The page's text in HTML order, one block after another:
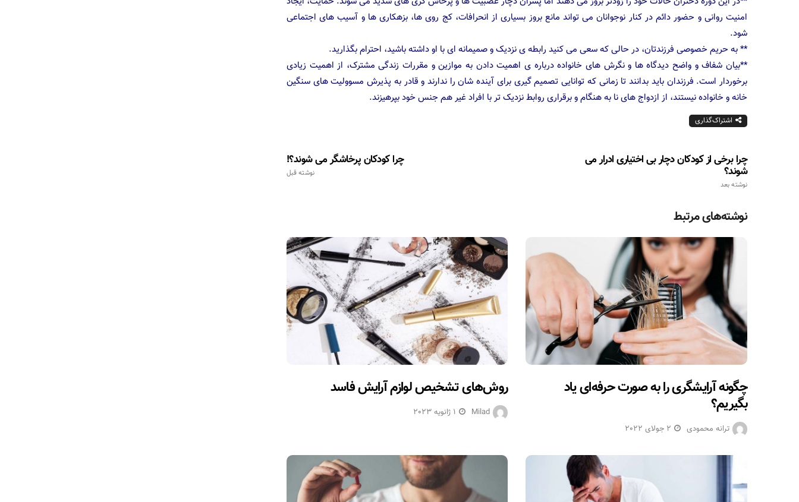
امنیت روانی و حضور دائم در کنار نوجوانان می تواند مانع بروز بسیاری از انحرافات، کج روی ها، بزهکاری ها و آسیب های اجتماعی
شود.
** به حریم خصوصی فرزندتان، در حالی که سعی می کنید رابطه ی نزدیک و صمیمانه ای با او داشته باشید، احترام بگذارید.
**بیان شفاف و واضح دیدگاه ها و نگرش های خانواده درباره ی اهمیت دادن به موازین و مقررات زندگی مشترک، از اهمیت زیادی
برخوردار است. فرزندان باید بدانند تا زمانی که توانایی تصمیم گیری برای آینده شان را ندارند و قادر به پذیرش مسوولیت های سنگین
خانه و خانواده نیستند، از ازدواج های نا به هنگام و برقراری روابط نزدیک تر با افراد غیر هم جنس خود بپرهیزند.
اشتراک‌گذاری
چرا کودکان پرخاشگر می شوند؟!
نوشته قبل
چرا برخی از کودکان دچار بی اختیاری ادرار می
شوند؟
نوشته بعد
نوشته‌های مرتبط
روش‌های تشخیص لوازم آرایش فاسد
Milad 1 ژانویه 2023
چگونه آرایشگری را به صورت حرفه‌ای یاد
بگیریم؟
ترانه محمودی 2 جولای 2022